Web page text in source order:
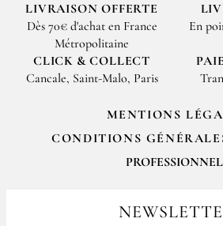
LIVRAISON OFFERTE
Dès 70€ d'achat en France
Métropolitaine
En
CLICK & COLLECT
Cancale, Saint-Malo, Paris
MENTIONS
CONDITIONS
contact@epices-roellinger.com